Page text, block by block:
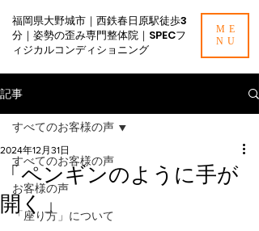
福岡県大野城市｜西鉄春日原駅徒歩3
分｜姿勢の歪み専門整体院｜SPECフ
ィジカルコンディショニング
ME
NU
記事
すべてのお客様の声
お客様の声
「座り方」について
すべてのお客様の声
「ペンギンのように手が
開く」
2024年12月31日